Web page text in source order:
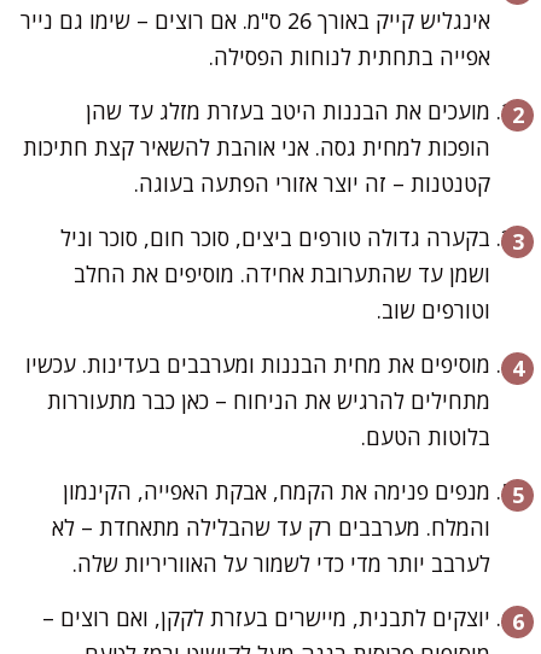
אינגליש קייק באורך 26 ס"מ. אם רוצים – שימו גם נייר
אפייה בתחתית לנוחות הפסילה.
מועכים את הבננות היטב בעזרת מזלג עד שהן
הופכות למחית גסה. אני אוהבת להשאיר קצת חתיכות
קטנטנות – זה יוצר אזורי הפתעה בעוגה.
בקערה גדולה טורפים ביצים, סוכר חום, סוכר וניל
ושמן עד שהתערובת אחידה. מוסיפים את החלב
וטורפים שוב.
מוסיפים את מחית הבננות ומערבבים בעדינות. עכשיו
מתחילים להרגיש את הניחוח – כאן כבר מתעוררות
בלוטות הטעם.
מנפים פנימה את הקמח, אבקת האפייה, הקינמון
והמלח. מערבבים רק עד שהבלילה מתאחדת – לא
לערבב יותר מדי כדי לשמור על האווריריות שלה.
יוצקים לתבנית, מיישרים בעזרת לקקן, ואם רוצים –